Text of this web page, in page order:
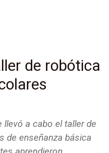
de robótica
llevó a cabo el taller de
de enseñanza básica